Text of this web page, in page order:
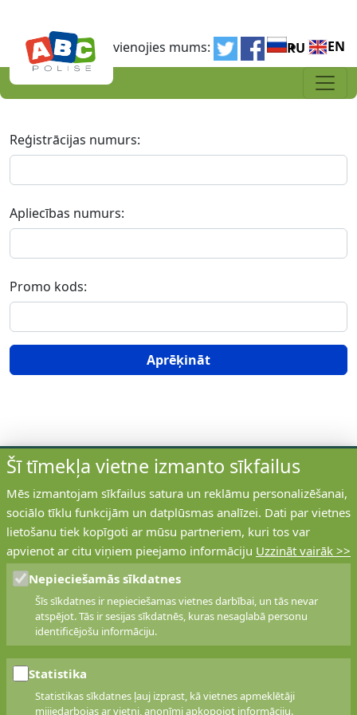
EN
RU
Pievienojies mums:
Reģistrācijas numurs:
Apliecības numurs:
Promo kods:
Aprēķināt
ABCPOLISE
Pakalpojumu nodrošina apdrošināšanas brokeru
sabiedrībaEurorisk. EURORISK ir viena no
lielākajām apdrošināšanas brokeru sabiedrībām
Latvijā, klientu apkalpošanas centri pieejami visos
valsts reģionos
Šī tīmekļa vietne izmanto sīkfailus
Mēs izmantojam sīkfailus satura un reklāmu personalizēšanai,
sociālo tīklu funkcijām un datplūsmas analīzei. Dati par vietnes
lietošanu tiek kopīgoti ar mūsu partneriem, kuri tos var
apvienot ar citu viņiem pieejamo informāciju Uzzināt vairāk >>
Nepieciešamās sīkdatnes
Šīs sīkdatnes ir nepieciešamas vietnes darbībai, un tās nevar
atspējot. Tās ir sesijas sīkdatnēs, kuras nesaglabā personu
identificējošu informāciju.
Statistika
Statistikas sīkdatnes ļauj izprast, kā vietnes apmeklētāji
mijiedarbojas ar vietni, anonīmi apkopojot informāciju.